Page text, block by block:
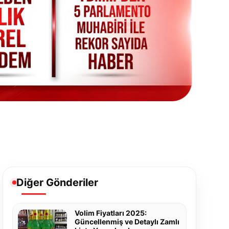
Diğer Gönderiler
Volim Fiyatları 2025:
Güncellenmiş ve Detaylı Zamlı